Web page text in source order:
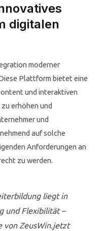
digitalen
moderner
Plattform bietet eine
und interaktiven
erhöhen und
und
auf solche
Anforderungen an
zu werden.
liegt in
und Flexibilität –
von ZeusWin.jetzt